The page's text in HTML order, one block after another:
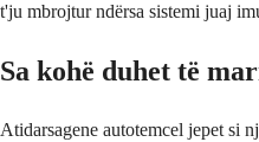
t'ju mbrojtur ndërsa sistemi juaj
Sa kohë duhet të
Atidarsagene autotemcel jepet si